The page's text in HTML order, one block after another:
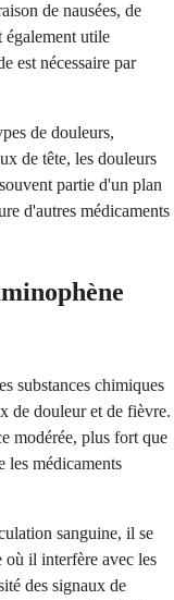
de nausées, de
également utile
est nécessaire par
de douleurs,
de tête, les douleurs
partie d'un plan
d'autres médicaments
substances chimiques
de douleur et de fièvre.
modérée, plus fort que
les médicaments
sanguine, il se
où il interfère avec les
des signaux de